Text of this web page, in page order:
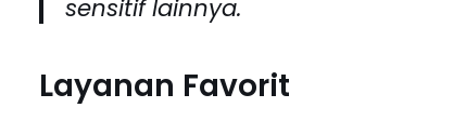
sensitif lainnya.
Layanan Favorit